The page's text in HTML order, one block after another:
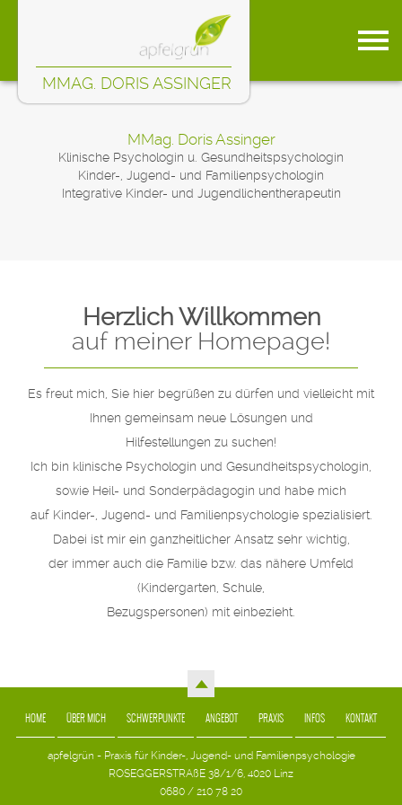
MMAG. DORIS ASSINGER
ÜBER MICH
SCHWERPUNKTE
ANGEBOT
PRAXIS
INFOS
MMag. Doris Assinger
Klinische Psychologin u. Gesundheitspsychologin
Kinder-, Jugend- und Familienpsychologin
Integrative Kinder- und Jugendlichentherapeutin
Herzlich Willkommen
auf meiner Homepage!
Es freut mich, Sie hier begrüßen zu dürfen und vielleicht mit
Ihnen gemeinsam neue Lösungen und
Hilfestellungen zu suchen!
Ich bin klinische Psychologin und Gesundheitspsychologin,
sowie Heil- und Sonderpädagogin und habe mich
auf Kinder-, Jugend- und Familienpsychologie spezialisiert.
Dabei ist mir ein ganzheitlicher Ansatz sehr wichtig,
der immer auch die Familie bzw. das nähere Umfeld
(Kindergarten, Schule,
Bezugspersonen) mit einbezieht.
HOME ÜBER MICH SCHWERPUNKTE ANGEBOT PRAXIS INFOS KONTAKT
apfelgrün - Praxis für Kinder-, Jugend- und Familienpsychologie
ROSEGGERSTRAßE 38/1/6, 4020 Linz
0680 / 210 78 20